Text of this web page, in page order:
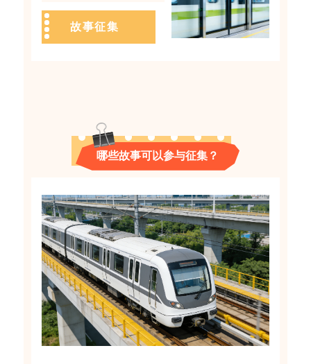
故事征集
哪些故事可以参与征集？